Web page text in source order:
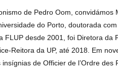
de Pedro Oom, convidámos
do Porto, doutorada
FLUP desde 2001, foi Diretora da
Reitora da UP, até 2018. Em
de Officier de l’Ordre des